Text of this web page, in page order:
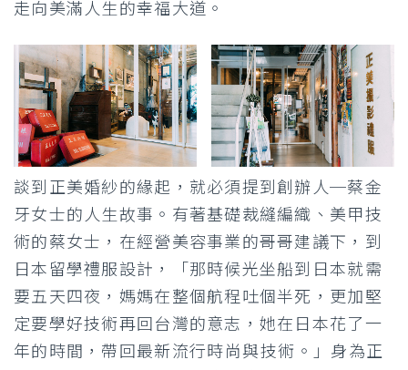
走向美滿人生的幸福大道。
談到正美婚紗的緣起，就必須提到創辦人─蔡金
牙女士的人生故事。有著基礎裁縫編織、美甲技
術的蔡女士，在經營美容事業的哥哥建議下，到
日本留學禮服設計，「那時候光坐船到日本就需
要五天四夜，媽媽在整個航程吐個半死，更加堅
定要學好技術再回台灣的意志，她在日本花了一
年的時間，帶回最新流行時尚與技術。」身為正